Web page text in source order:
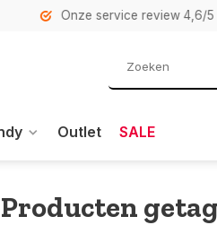
Onze service review 4,6/5
Outlet SALE
Producten